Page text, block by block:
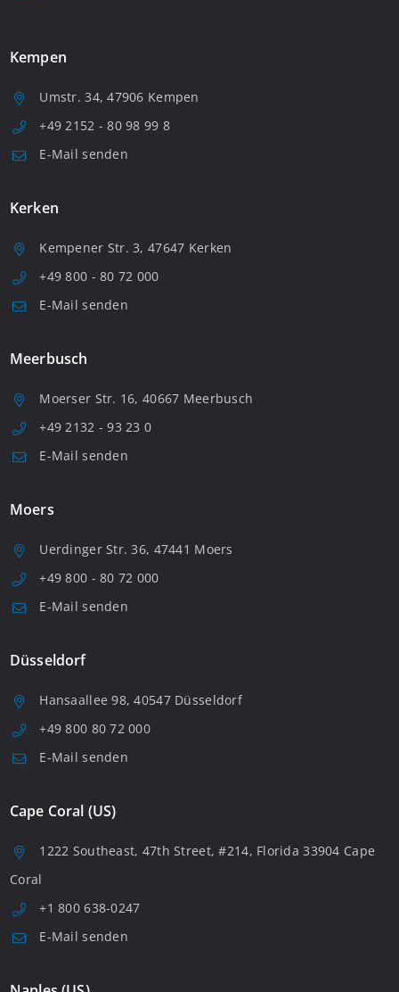
Kempen
Umstr. 34, 47906 Kempen
+49 2152 - 80 98 99 8
E-Mail senden
Kerken
Kempener Str. 3, 47647 Kerken
+49 800 - 80 72 000
E-Mail senden
Meerbusch
Moerser Str. 16, 40667 Meerbusch
+49 2132 - 93 23 0
E-Mail senden
Moers
Uerdinger Str. 36, 47441 Moers
+49 800 - 80 72 000
E-Mail senden
Düsseldorf
Hansaallee 98, 40547 Düsseldorf
+49 800 80 72 000
E-Mail senden
Cape Coral (US)
1222 Southeast, 47th Street, #214, Florida 33904 Cape
Coral
+1 800 638-0247
E-Mail senden